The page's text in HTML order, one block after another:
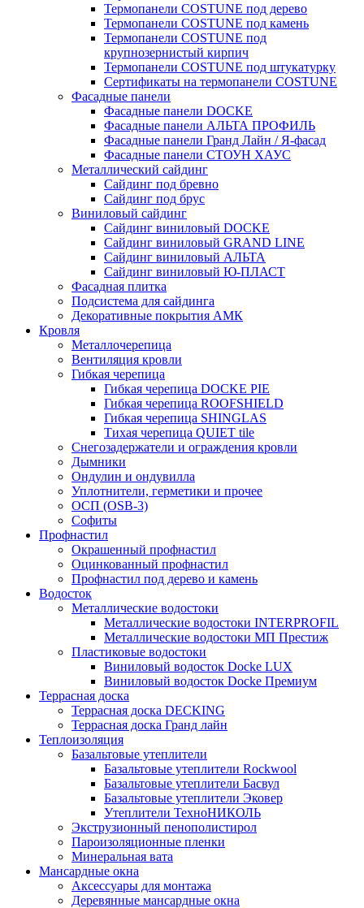
Термопанели COSTUNE под дерево
Термопанели COSTUNE под камень
Термопанели COSTUNE под
крупнозернистый кирпич
Термопанели COSTUNE под штукатурку
Сертификаты на термопанели COSTUNE
Фасадные панели
Фасадные панели DOCKE
Фасадные панели АЛЬТА ПРОФИЛЬ
Фасадные панели Гранд Лайн / Я-фасад
Фасадные панели СТОУН ХАУС
Металлический сайдинг
Сайдинг под бревно
Сайдинг под брус
Виниловый сайдинг
Сайдинг виниловый DOCKE
Сайдинг виниловый GRAND LINE
Сайдинг виниловый АЛЬТА
Сайдинг виниловый Ю-ПЛАСТ
Фасадная плитка
Подсистема для сайдинга
Декоративные покрытия АМК
Кровля
Металлочерепица
Вентиляция кровли
Гибкая черепица
Гибкая черепица DOCKE PIE
Гибкая черепица ROOFSHIELD
Гибкая черепица SHINGLAS
Тихая черепица QUIET tile
Снегозадержатели и ограждения кровли
Дымники
Ондулин и ондувилла
Уплотнители, герметики и прочее
ОСП (OSB-3)
Софиты
Профнастил
Окрашенный профнастил
Оцинкованный профнастил
Профнастил под дерево и камень
Водосток
Металлические водостоки
Металлические водостоки INTERPROFIL
Металлические водостоки МП Престиж
Пластиковые водостоки
Виниловый водосток Docke LUX
Виниловый водосток Docke Премиум
Террасная доска
Террасная доска DECKING
Террасная доска Гранд лайн
Теплоизоляция
Базальтовые утеплители
Базальтовые утеплители Rockwool
Базальтовые утеплители Басвул
Базальтовые утеплители Эковер
Утеплители ТехноНИКОЛЬ
Экструзионный пенополистирол
Пароизоляционные пленки
Минеральная вата
Мансардные окна
Аксессуары для монтажа
Деревянные мансардные окна